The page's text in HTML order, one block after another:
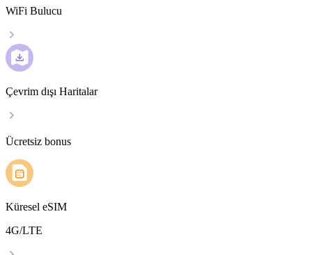
WiFi Bulucu
Çevrim dışı Haritalar
Ücretsiz bonus
Küresel eSIM
4G/LTE